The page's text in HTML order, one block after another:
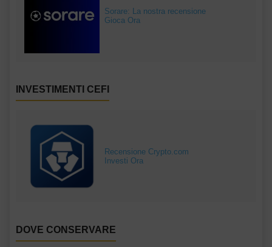
Sorare: La nostra recensione
Gioca Ora
INVESTIMENTI CEFI
Recensione Crypto.com
Investi Ora
DOVE CONSERVARE